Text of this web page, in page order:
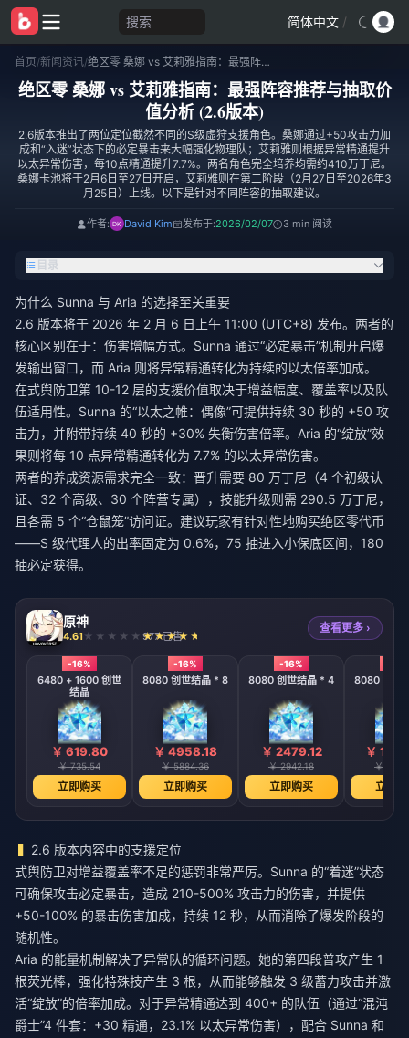
搜索 简体中文 /
首页/新闻资讯/ 绝区零 桑娜 vs 艾莉雅指南：最强阵容推荐与抽取价值分析 (2.6版本)
绝区零 桑娜 vs 艾莉雅指南：最强阵容推荐与抽取价
值分析 (2.6版本)
2.6版本推出了两位定位截然不同的S级虚狩支援角色。桑娜通过+50攻击力加
成和“入迷”状态下的必定暴击来大幅强化物理队；艾莉雅则根据异常精通提升
以太异常伤害，每10点精通提升7.7%。两名角色完全培养均需约410万丁尼。
桑娜卡池将于2月6日至27日开启，艾莉雅则在第二阶段（2月27日至2026年3
月25日）上线。以下是针对不同阵容的抽取建议。
作者: David Kim 发布于:2026/02/07 3 min 阅读
目录
为什么 Sunna 与 Aria 的选择至关重要
2.6 版本将于 2026 年 2 月 6 日上午 11:00 (UTC+8) 发布。两者的
核心区别在于：伤害增幅方式。Sunna 通过“必定暴击”机制开启爆
发输出窗口，而 Aria 则将异常精通转化为持续的以太倍率加成。
在式舆防卫第 10-12 层的支援价值取决于增益幅度、覆盖率以及队
伍适用性。Sunna 的“以太之帷：偶像”可提供持续 30 秒的 +50 攻
击力，并附带持续 40 秒的 +30% 失衡伤害倍率。Aria 的“绽放”效
果则将每 10 点异常精通转化为 7.7% 的以太异常伤害。
两者的养成资源需求完全一致：晋升需要 80 万丁尼（4 个初级认
证、32 个高级、30 个阵营专属），技能升级则需 290.5 万丁尼，
且各需 5 个“仓鼠笼”访问证。建议玩家有针对性地购买绝区零代币
——S 级代理人的出率固定为 0.6%，75 抽进入小保底区间，180
抽必定获得。
原神
4.61 977 已售
查看更多 ›
-16%
6480 + 1600 创世
结晶
￥ 619.80
￥ 735.54
立即购买
-16%
8080 创世结晶 * 8
￥ 4958.18
￥ 5884.36
立即购买
-16%
8080 创世结晶 * 4
￥ 2479.12
￥ 2942.18
立即购买
8080 创世
￥
￥
立即
2.6 版本内容中的支援定位
式舆防卫对增益覆盖率不足的惩罚非常严厉。Sunna 的“着迷”状态
可确保攻击必定暴击，造成 210-500% 攻击力的伤害，并提供
+50-100% 的暴击伤害加成，持续 12 秒，从而消除了爆发阶段的
随机性。
Aria 的能量机制解决了异常队的循环问题。她的第四段普攻产生 1
根荧光棒，强化特殊技产生 3 根，从而能够触发 3 级蓄力攻击并激
活“绽放”的倍率加成。对于异常精通达到 400+ 的队伍（通过“混沌
爵士”4 件套：+30 精通，23.1% 以太异常伤害），配合 Sunna 和